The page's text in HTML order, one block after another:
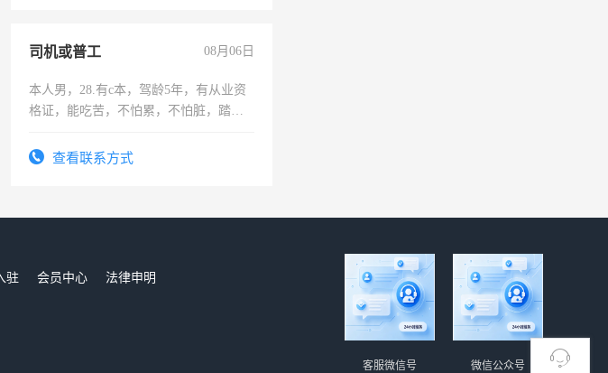
司机或普工 08月06日
本人男，28.有c本，驾龄5年，有从业资
格证，能吃苦，不怕累，不怕脏，踏
查看联系方式
驻 会员中心
法律申明
微信公众号
客服微信号